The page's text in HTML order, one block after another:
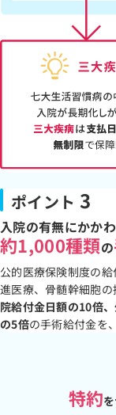
ポイント 3
入院の有無にかか
約1,000種類の
公的医療保険制度の
進医療、骨髄幹細胞
院給付金日額の10倍
の5倍の手術給付金を
特約